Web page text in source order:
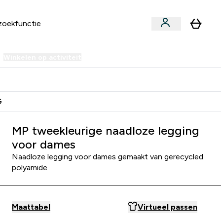
MP tweekleurige naadloze legging
voor dames
Naadloze legging voor dames gemaakt van gerecycled
polyamide
Maattabel Virtueel passen